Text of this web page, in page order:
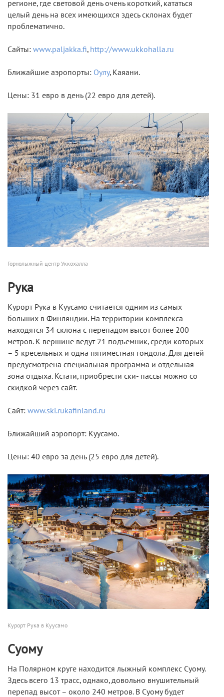
регионе, где световой день очень короткий, кататься
целый день на всех имеющихся здесь склонах будет
проблематично.
Сайты: www.paljakka.fi, http://www.ukkohalla.ru
Ближайшие аэропорты: Оулу, Каяани.
Цены: 31 евро в день (22 евро для детей).
Горнолыжный центр Уккохалла
Рука
Курорт Рука в Куусамо считается одним из самых
больших в Финляндии. На территории комплекса
находятся 34 склона с перепадом высот более 200
метров. К вершине ведут 21 подъемник, среди которых
– 5 кресельных и одна пятиместная гондола. Для детей
предусмотрена специальная программа и отдельная
зона отдыха. Кстати, приобрести ски- пассы можно со
скидкой через сайт.
Сайт: www.ski.rukafinland.ru
Ближайший аэропорт: Куусамо.
Цены: 40 евро за день (25 евро для детей).
Курорт Рука в Куусамо
Суому
На Полярном круге находится лыжный комплекс Суому.
Здесь всего 13 трасс, однако, довольно внушительный
перепад высот – около 240 метров. В Суому будет